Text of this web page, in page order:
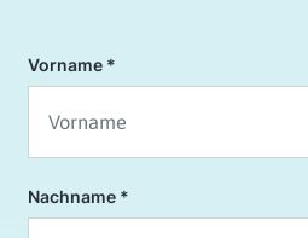
Vorname
Nachname